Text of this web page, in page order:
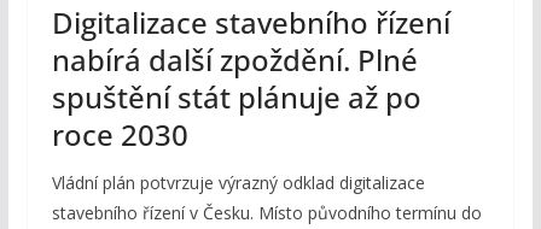
Digitalizace stavebního řízení
nabírá další zpoždění. Plné
spuštění stát plánuje až po
roce 2030
Vládní plán potvrzuje výrazný odklad digitalizace
stavebního řízení v Česku. Místo původního termínu do